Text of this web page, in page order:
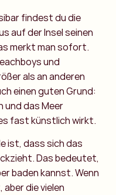
findest du die
auf der Insel seinen
merkt man sofort.
und
als an anderen
einen guten Grund:
das Meer
fast künstlich wirkt.
ist, dass sich das
Das bedeutet,
baden kannst. Wenn
die vielen